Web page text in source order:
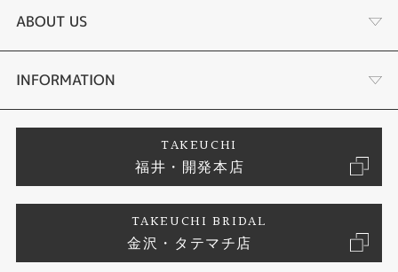
ム、アテネ、（モスクワ） ／イギリスの標準電波 MSF・ドイツの標準電波
※（ ）内の各都市は条件が良ければ受信する場合もあります。
信、
＜日本＞ 受信電波：JJY、周波数：40kHz／60kHz（福島／九州両局対応モ
＜北米地域＞ 受信電波：WWVB、周波数：60kHz
＜ヨーロッパ地域＞受信電波：MSF／DCF77、周波数：60kHz／77.5kHz
信します。尚、時差は選択した都市によって設定されます
結婚指輪
セットリング
婚約ネックレス
エタニティリング
ふくい時計宝石修理研究所
タケウチのこだわり
プロポーズサポート
ブランドリスト
ジュエリーリフォーム
ABOUT US
会社概要
お客様の声
INFORMATION
プライバシーポリシー
TAKEUCHI
福井・開発本店
TAKEUCHI BRIDAL
金沢・タテマチ店